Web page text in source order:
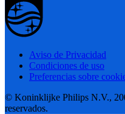
Aviso de Privacidad
Condiciones de uso
Preferencias sobre
© Koninklijke Philips N.V.,
reservados.